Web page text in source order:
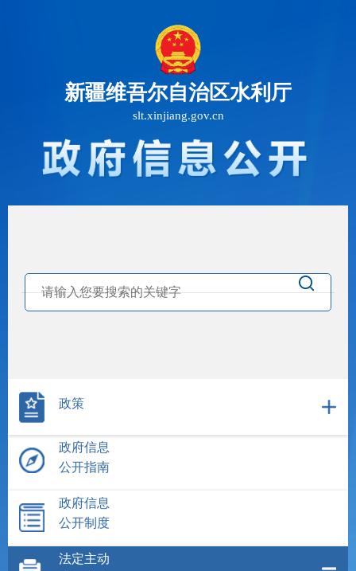
新疆维吾尔自治区水利厅
slt.xinjiang.gov.cn
政策
政府信息
公开指南
政府信息
公开制度
法定主动